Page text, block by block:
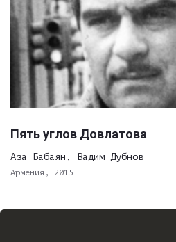
Пять углов Довлатова
Аза Бабаян, Вадим Дубнов
Армения, 2015